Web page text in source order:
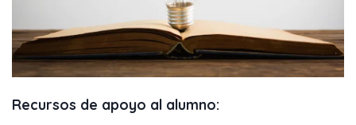
Recursos de apoyo al alumno: